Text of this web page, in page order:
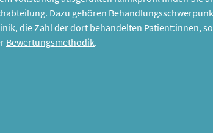
Dazu gehören
die Zahl der dort behandelten Patient:innen,
Bewertungsmethodik.